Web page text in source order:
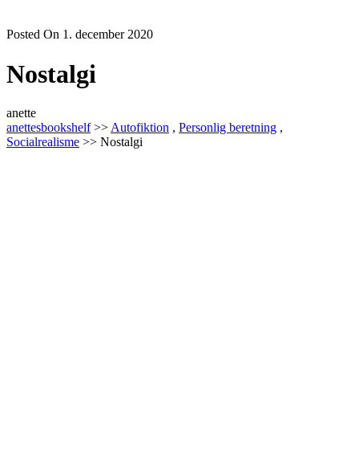
Posted On 1. december 2020
Nostalgi
anette
anettesbookshelf>> Autofiktion , Personlig beretning ,
Socialrealisme >> Nostalgi